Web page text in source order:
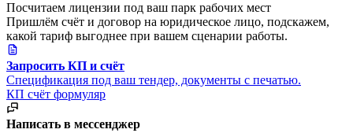
Посчитаем лицензии под ваш парк рабочих мест
Пришлём счёт и договор на юридическое лицо, подскажем,
какой тариф выгоднее при вашем сценарии работы.
Запросить КП и счёт
Спецификация под ваш тендер, документы с печатью.
КП счёт формуляр
Написать в мессенджер